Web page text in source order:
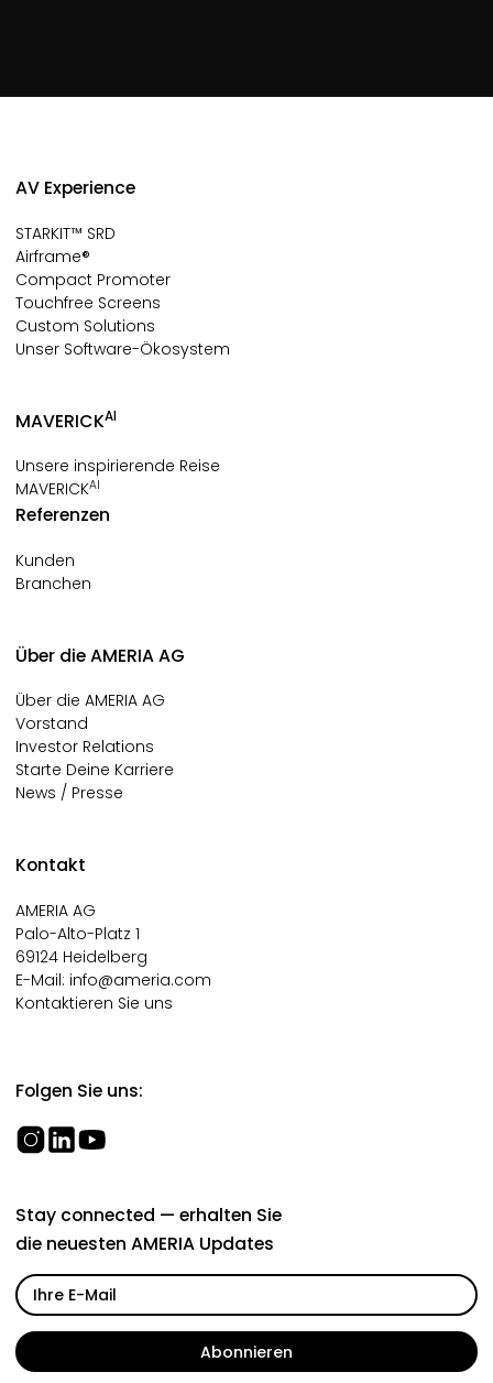
AV Experience
STARKIT™ SRD
Airframe®
Compact Promoter
Touchfree Screens
Custom Solutions
Unser Software-Ökosystem
MAVERICKAI
Unsere inspirierende Reise
MAVERICKAI
Referenzen
Kunden
Branchen
Über die AMERIA AG
Über die AMERIA AG
Vorstand
Investor Relations
Starte Deine Karriere
News / Presse
Kontakt
AMERIA AG
Palo-Alto-Platz 1
69124 Heidelberg
E-Mail: info@ameria.com
Kontaktieren Sie uns
Folgen Sie uns:
Stay connected — erhalten Sie
die neuesten AMERIA Updates